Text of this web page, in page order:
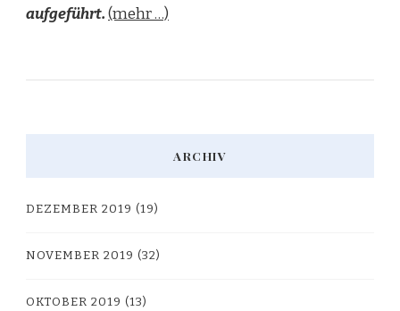
aufgeführt.(mehr …)
ARCHIV
DEZEMBER 2019 (19)
NOVEMBER 2019 (32)
OKTOBER 2019 (13)